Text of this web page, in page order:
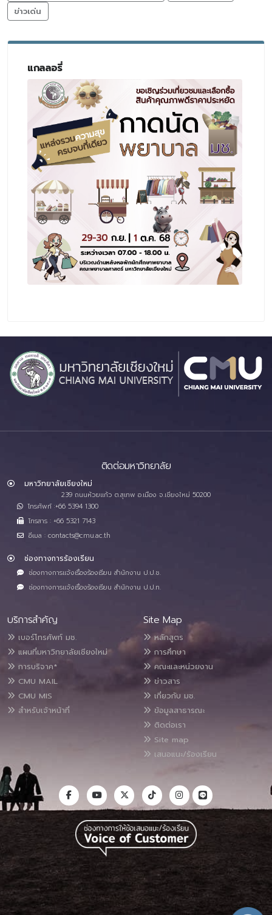
ข่าวเด่น
แกลลอรี่
ติดต่อมหาวิทยาลัย
มหาวิทยาลัยเชียงใหม่
239 ถนนห้วยแก้ว ต.สุเทพ อ.เมือง จ.เชียงใหม่ 50200
โทรศัพท์ :+66 5394 1300
โทรสาร : +66 5321 7143
อีเมล : contacts@cmu.ac.th
ช่องทางการร้องเรียน
ช่องทางการแจ้งเรื่องร้องเรียน สำนักงาน ป.ป.ช.
ช่องทางการแจ้งเรื่องร้องเรียน สำนักงาน ป.ป.ท.
บริการสำคัญ
เบอร์โทรศัพท์ มช.
แผนที่มหาวิทยาลัยเชียงใหม่
การบริจาค*
CMU MAIL
CMU MIS
สำหรับเจ้าหน้าที่
Site Map
หลักสูตร
การศึกษา
คณะและหน่วยงาน
ข่าวสาร
เกี่ยวกับ มช.
ข้อมูลสาธารณะ
ติดต่อเรา
Site map
เสนอแนะ/ร้องเรียน